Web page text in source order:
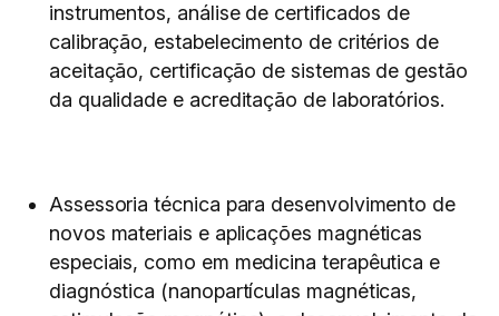
instrumentos, análise de certificados de
calibração, estabelecimento de critérios de
aceitação, certificação de sistemas de gestão
da qualidade e acreditação de laboratórios.
Assessoria técnica para desenvolvimento de
novos materiais e aplicações magnéticas
especiais, como em medicina terapêutica e
diagnóstica (nanopartículas magnéticas,